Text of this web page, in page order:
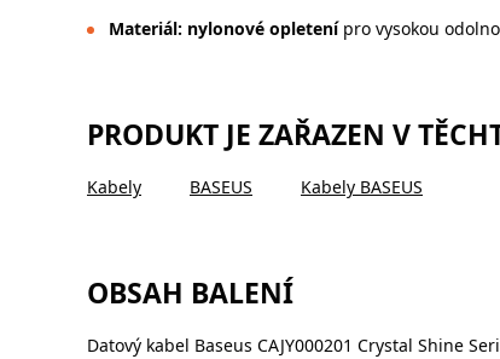
Materiál: nylonové opletenípro vysokou
PRODUKT JE ZAŘAZEN V
Kabely BASEUS Kabely BASEUS
OBSAH BALENÍ
Datový kabel Baseus CAJY000201 Crystal Shine